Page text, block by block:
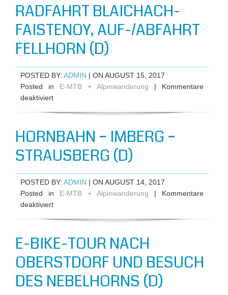
RADFAHRT BLAICHACH-
FAISTENOY, AUF-/ABFAHRT
FELLHORN (D)
POSTED BY: ADMIN | ON AUGUST 15, 2017
Posted in E-MTB + Alpinwanderung | Kommentare
deaktiviertfür
Faistenoy,
Auf-/Abfahrt
Fellhorn
HORNBAHN – IMBERG –
STRAUSBERG (D)
POSTED BY: ADMIN | ON AUGUST 14, 2017
Posted in E-MTB + Alpinwanderung | Kommentare
deaktiviertfür
Imberg
–
Strausberg
E-BIKE-TOUR NACH
OBERSTDORF UND BESUCH
DES NEBELHORNS (D)